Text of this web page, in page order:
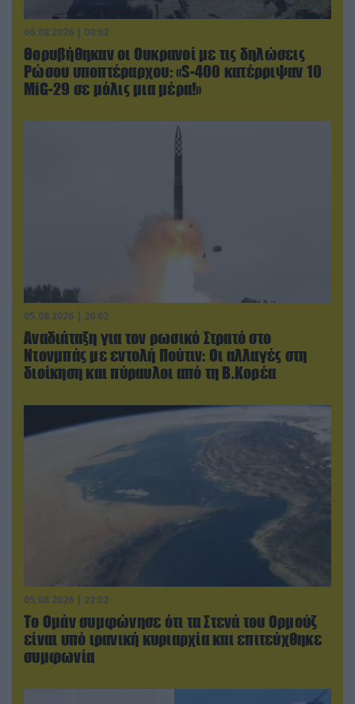
06.08.2026 | 00:02
Θορυβήθηκαν οι Ουκρανοί με τις δηλώσεις
Ρώσου υποπτέραρχου: «S-400 κατέρριψαν 10
MiG-29 σε μόλις μια μέρα!»
05.08.2026 | 20:02
Αναδιάταξη για τον ρωσικό Στρατό στο
Ντονμπάς με εντολή Πούτιν: Οι αλλαγές στη
διοίκηση και πύραυλοι από τη Β.Κορέα
05.08.2026 | 22:02
Το Ομάν συμφώνησε ότι τα Στενά του Ορμούζ
είναι υπό ιρανική κυριαρχία και επιτεύχθηκε
συμφωνία